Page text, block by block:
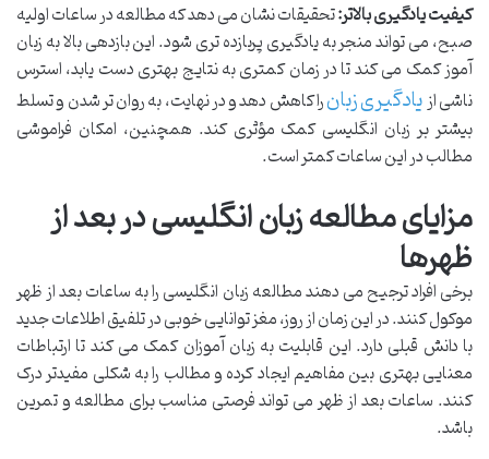
کیفیت یادگیری بالاتر:تحقیقات نشان می دهد که مطالعه در ساعات اولیه
صبح، می تواند منجر به یادگیری پربازده تری شود. این بازدهی بالا به زبان
آموز کمک می کند تا در زمان کمتری به نتایج بهتری دست یابد، استرس
ناشی ازیادگیری زبانرا کاهش دهد و در نهایت، به روان تر شدن و تسلط
بیشتر بر زبان انگلیسی کمک مؤثری کند. همچنین، امکان فراموشی
مطالب در این ساعات کمتر است.
مزایای مطالعه زبان انگلیسی در بعد از
ظهرها
برخی افراد ترجیح می دهند مطالعه زبان انگلیسی را به ساعات بعد از ظهر
موکول کنند. در این زمان از روز، مغز توانایی خوبی در تلفیق اطلاعات جدید
با دانش قبلی دارد. این قابلیت به زبان آموزان کمک می کند تا ارتباطات
معنایی بهتری بین مفاهیم ایجاد کرده و مطالب را به شکلی مفیدتر درک
کنند. ساعات بعد از ظهر می تواند فرصتی مناسب برای مطالعه و تمرین
باشد.